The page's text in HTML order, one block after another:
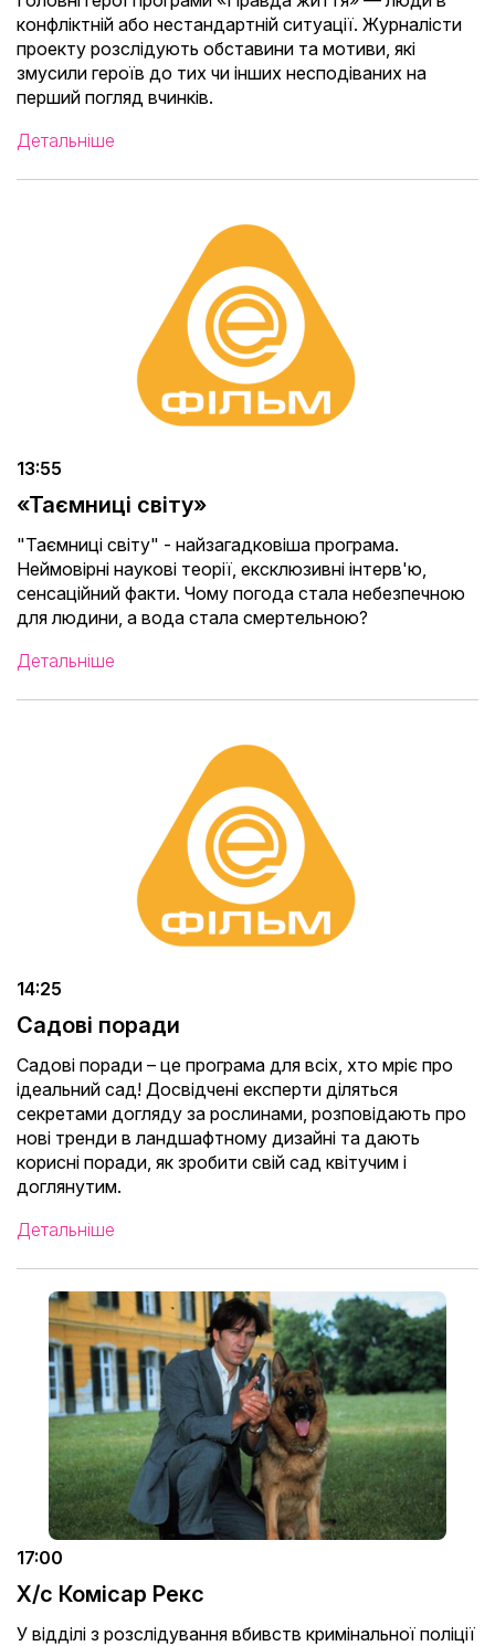
конфліктній або нестандартній ситуації. Журналісти
проекту розслідують обставини та мотиви, які
змусили героїв до тих чи інших несподіваних на
перший погляд вчинків.
Детальніше
13:55
«Таємниці світу»
"Таємниці світу" - найзагадковіша програма.
Неймовірні наукові теорії, ексклюзивні інтерв'ю,
сенсаційний факти. Чому погода стала небезпечною
для людини, а вода стала смертельною?
Детальніше
14:25
Садові поради
Садові поради – це програма для всіх, хто мріє про
ідеальний сад! Досвідчені експерти діляться
секретами догляду за рослинами, розповідають про
нові тренди в ландшафтному дизайні та дають
корисні поради, як зробити свій сад квітучим і
доглянутим.
Детальніше
17:00
Х/с Комісар Рекс
У відділі з розслідування вбивств кримінальної поліції